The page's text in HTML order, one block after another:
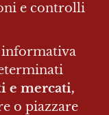
e controlli
informativa
e mercati,
o piazzare